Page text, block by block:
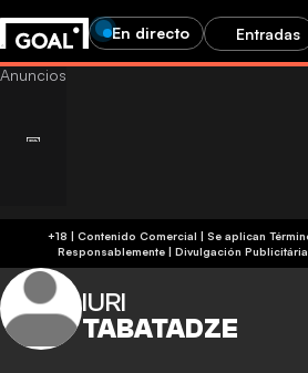
En directo Entradas
+18 | Contenido Comercial | Se aplican Términos y Condiciones | Juega
Responsablemente | Divulgación Publicitária
IURI
TABATADZE